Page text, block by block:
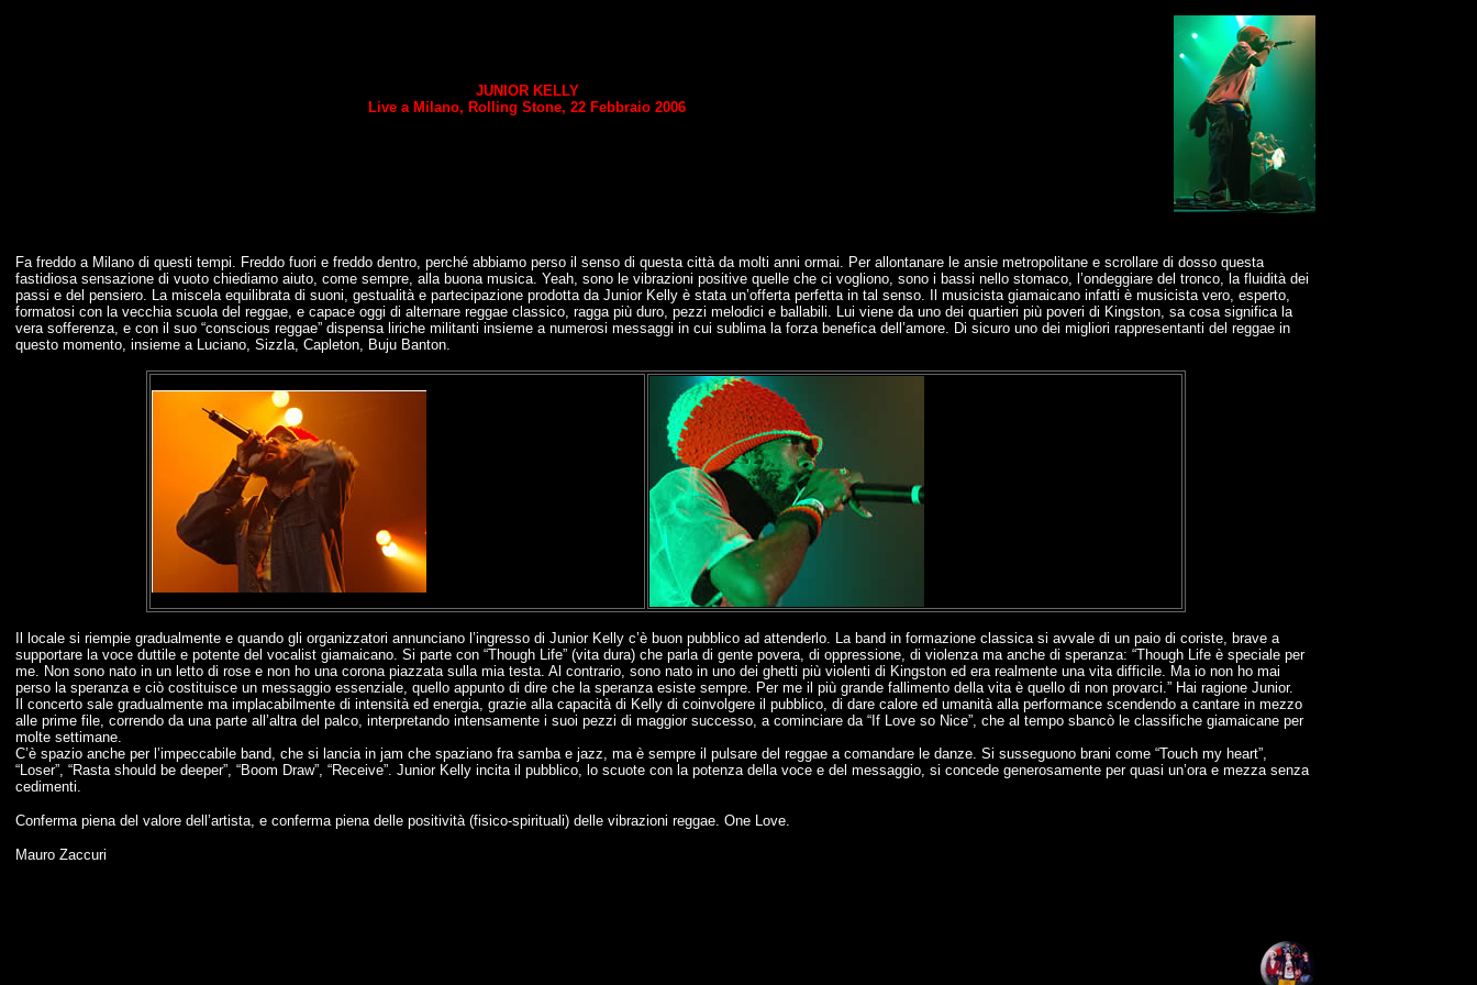
JUNIOR KELLY
Live a Milano, Rolling Stone, 22 Febbraio 2006
Fa freddo a Milano di questi tempi. Freddo fuori e freddo dentro, perché abbiamo perso il senso di questa città da molti anni ormai. Per allontanare le ansie metropolitane e scrollare di dosso questa
fastidiosa sensazione di vuoto chiediamo aiuto, come sempre, alla buona musica. Yeah, sono le vibrazioni positive quelle che ci vogliono, sono i bassi nello stomaco, l’ondeggiare del tronco, la fluidità dei
passi e del pensiero. La miscela equilibrata di suoni, gestualità e partecipazione prodotta da Junior Kelly è stata un’offerta perfetta in tal senso. Il musicista giamaicano infatti è musicista vero, esperto,
formatosi con la vecchia scuola del reggae, e capace oggi di alternare reggae classico, ragga più duro, pezzi melodici e ballabili. Lui viene da uno dei quartieri più poveri di Kingston, sa cosa significa la
vera sofferenza, e con il suo “conscious reggae” dispensa liriche militanti insieme a numerosi messaggi in cui sublima la forza benefica dell’amore. Di sicuro uno dei migliori rappresentanti del reggae in
questo momento, insieme a Luciano, Sizzla, Capleton, Buju Banton.
Il locale si riempie gradualmente e quando gli organizzatori annunciano l’ingresso di Junior Kelly c’è buon pubblico ad attenderlo. La band in formazione classica si avvale di un paio di coriste, brave a
supportare la voce duttile e potente del vocalist giamaicano. Si parte con “Though Life” (vita dura) che parla di gente povera, di oppressione, di violenza ma anche di speranza: “Though Life è speciale per
me. Non sono nato in un letto di rose e non ho una corona piazzata sulla mia testa. Al contrario, sono nato in uno dei ghetti più violenti di Kingston ed era realmente una vita difficile. Ma io non ho mai
perso la speranza e ciò costituisce un messaggio essenziale, quello appunto di dire che la speranza esiste sempre. Per me il più grande fallimento della vita è quello di non provarci.” Hai ragione Junior.
Il concerto sale gradualmente ma implacabilmente di intensità ed energia, grazie alla capacità di Kelly di coinvolgere il pubblico, di dare calore ed umanità alla performance scendendo a cantare in mezzo
alle prime file, correndo da una parte all’altra del palco, interpretando intensamente i suoi pezzi di maggior successo, a cominciare da “If Love so Nice”, che al tempo sbancò le classifiche giamaicane per
molte settimane.
C’è spazio anche per l’impeccabile band, che si lancia in jam che spaziano fra samba e jazz, ma è sempre il pulsare del reggae a comandare le danze. Si susseguono brani come “Touch my heart”,
“Loser”, “Rasta should be deeper”, “Boom Draw”, “Receive”. Junior Kelly incita il pubblico, lo scuote con la potenza della voce e del messaggio, si concede generosamente per quasi un’ora e mezza senza
cedimenti.
Conferma piena del valore dell’artista, e conferma piena delle positività (fisico-spirituali) delle vibrazioni reggae. One Love.
Mauro Zaccuri